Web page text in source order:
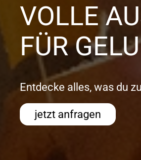
VOLLE
FÜR
Entdecke alles, was du
jetzt anfragen